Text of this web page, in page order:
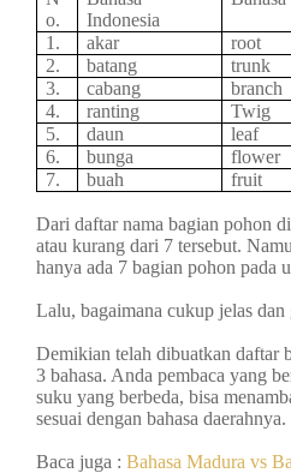
o.
Indonesia
1.
akar root
2.
batang trunk
3.
cabang branch
4.
ranting Twig
5.
daun leaf
6.
bunga flower
7.
buah fruit
Dari daftar nama bagian pohon
atau kurang dari 7 tersebut.
hanya ada 7 bagian pohon pada
Lalu, bagaimana cukup jelas
Demikian telah dibuatkan daftar
3 bahasa. Anda pembaca yang
suku yang berbeda, bisa
sesuai dengan bahasa daerahnya.
Baca juga : Bahasa Madura vs